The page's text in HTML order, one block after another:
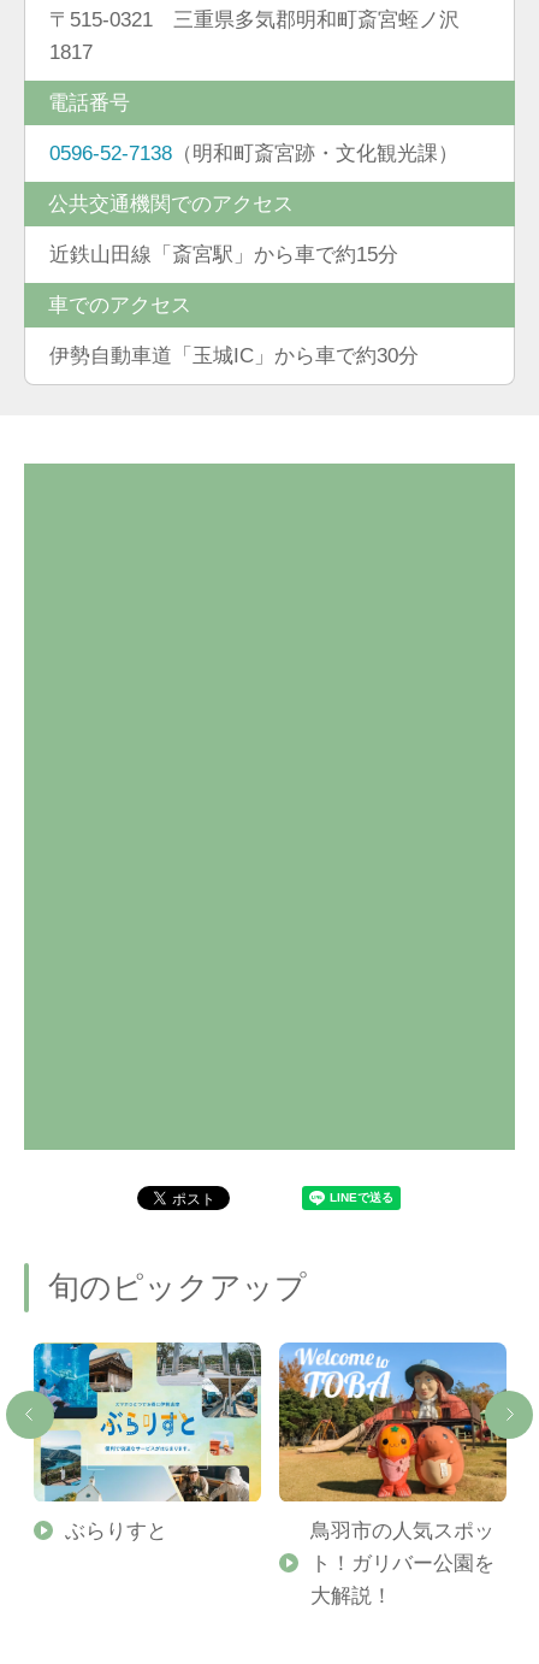
〒515-0321 三重県多気郡明和町斎宮蛭ノ沢
1817
電話番号
0596-52-7138 （明和町斎宮跡・文化観光課）
公共交通機関でのアクセス
近鉄山田線「斎宮駅」から車で約15分
車でのアクセス
伊勢自動車道「玉城IC」から車で約30分
旬のピックアップ
ぶらりすと
鳥羽市の人気スポッ
ト！ガリバー公園を
大解説！